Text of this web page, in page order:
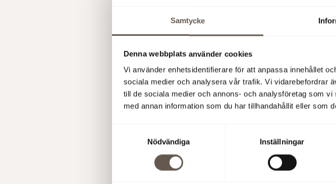
Samtycke
Denna webbplats använder cookies
Vi använder enhetsidentifierare för att anpassa innehållet
sociala medier och analysera vår trafik. Vi vidarebefordrar
till de sociala medier och annons- och analysföretag som
med annan information som du har tillhandahållit eller som
Nödvändiga
Inställningar
erbjudanden. På VOV Hammarby
drop-in möjligheter.
Adress:Virkesvägen 26F, Hammarby
Skapad: